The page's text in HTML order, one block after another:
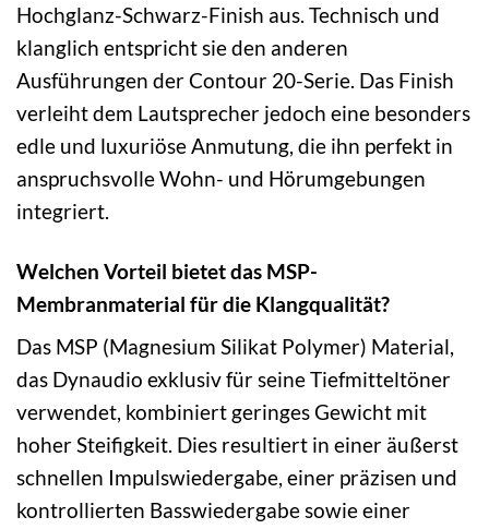
Hochglanz-Schwarz-Finish aus. Technisch und
klanglich entspricht sie den anderen
Ausführungen der Contour 20-Serie. Das Finish
verleiht dem Lautsprecher jedoch eine besonders
edle und luxuriöse Anmutung, die ihn perfekt in
anspruchsvolle Wohn- und Hörumgebungen
integriert.
Welchen Vorteil bietet das MSP-
Membranmaterial für die Klangqualität?
Das MSP (Magnesium Silikat Polymer) Material,
das Dynaudio exklusiv für seine Tiefmitteltöner
verwendet, kombiniert geringes Gewicht mit
hoher Steifigkeit. Dies resultiert in einer äußerst
schnellen Impulswiedergabe, einer präzisen und
kontrollierten Basswiedergabe sowie einer